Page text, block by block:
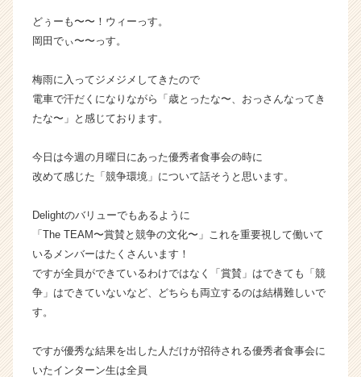
ラ
|
ベ
チ
ー・
成
企
業
ら
ス
カ
が
届
どぅーも〜〜！ウィーっす。
岡田でぃ〜〜っす。
梅雨に入ってジメジメしてきたので
電車で汗だくになりながら「歳とったな〜、おっさんなってき
たな〜」と感じております。
今日は今週の月曜日にあった優秀者食事会の時に
改めて感じた「競争環境」について話そうと思います。
Delightのバリューでもあるように
「The TEAM〜賞賛と競争の文化〜」これを重要視して働いて
いるメンバーはたくさんいます！
ですが全員ができているわけではなく「賞賛」はできても「競
争」はできていないなど、どちらも両立するのは結構難しいで
す。
ですが優秀な結果を出した人だけが招待される優秀者食事会に
いたインターン生は全員